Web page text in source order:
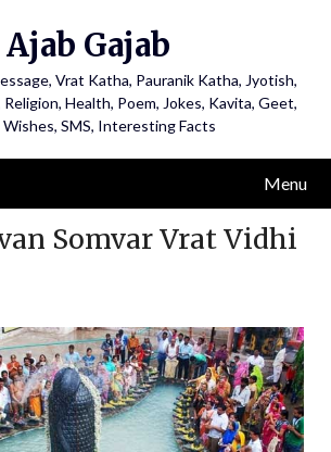
Ajab Gajab
Vrat Katha, Pauranik Katha, Jyotish,
Health, Poem, Jokes, Kavita, Geet,
Wishes, SMS, Interesting Facts
Menu
Somvar Vrat Vidhi